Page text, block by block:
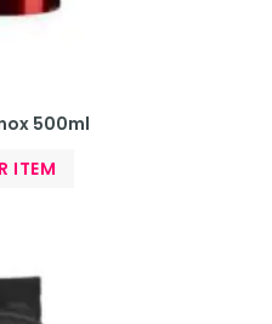
500ml
ITEM